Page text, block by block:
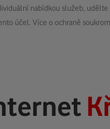
nabídkou služeb,
účel. Více o ochraně